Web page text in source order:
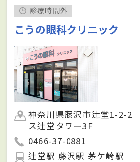
診療時間外
こうの眼科クリニック
神奈川県藤沢市辻堂1-2-2
ス辻堂タワー3F
0466-37-0881
辻堂駅 藤沢駅 茅ケ崎駅